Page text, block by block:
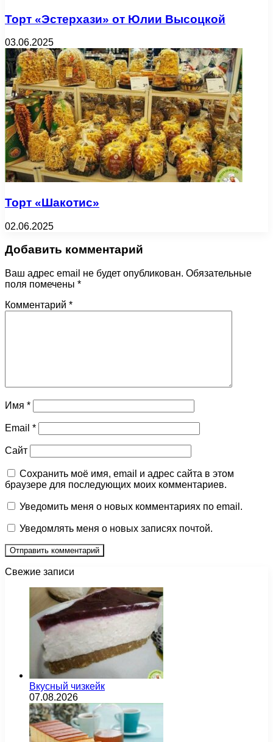
Торт «Эстерхази» от Юлии Высоцкой
03.06.2025
Торт «Шакотис»
02.06.2025
Добавить комментарий
Ваш адрес email не будет опубликован. Обязательные
поля помечены *
Комментарий *
Имя *
Email *
Сайт
Сохранить моё имя, email и адрес сайта в этом
браузере для последующих моих комментариев.
Уведомить меня о новых комментариях по email.
Уведомлять меня о новых записях почтой.
Свежие записи
Вкусный чизкейк
07.08.2026